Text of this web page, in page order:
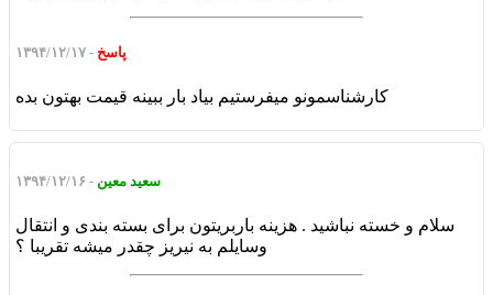
پاسخ - ۱۳۹۴/۱۲/۱۷
کارشناسمونو میفرستیم بیاد بار ببینه قیمت بهتون بده
سعید معین - ۱۳۹۴/۱۲/۱۶
سلام و خسته نباشید . هزینه باربریتون برای بسته بندی و انتقال
وسایلم به نیریز چقدر میشه تقریبا ؟